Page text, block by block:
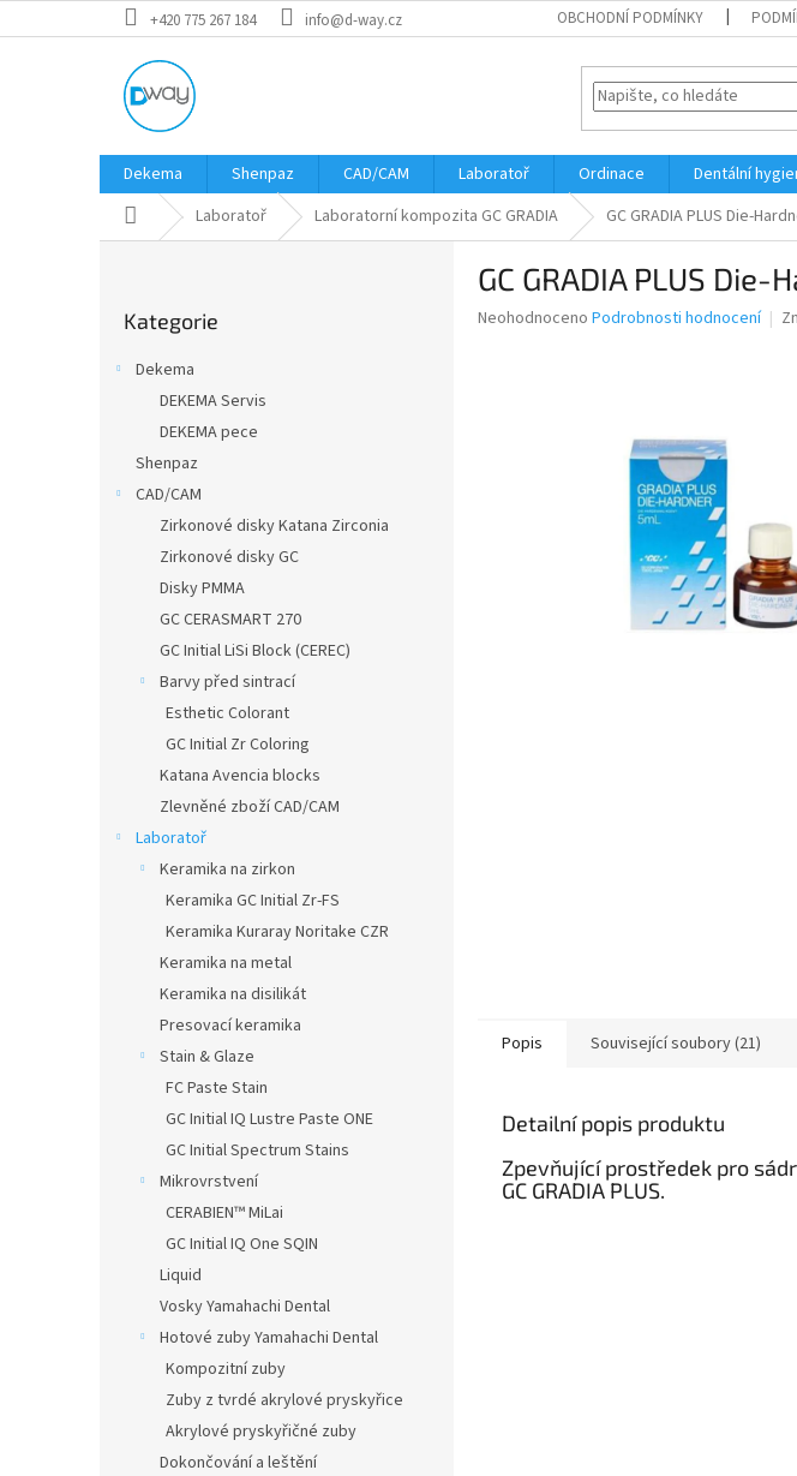
na
+420 775 267 184 info@d-way.cz OBCHODNÍ PODMÍNKY
Dekema Shenpaz CAD/CAM Laboratoř Ordinace Dentální
Domů Laboratoř Laboratorní kompozita GC GRADIA GC GRADIA PLUS Die-
kategorie
Kategorie
Dekema
DEKEMA Servis
DEKEMA pece
Shenpaz
CAD/CAM
Zirkonové disky Katana Zirconia
Zirkonové disky GC
Disky PMMA
GC CERASMART 270
GC Initial LiSi Block (CEREC)
Barvy před sintrací
Esthetic Colorant
GC Initial Zr Coloring
Katana Avencia blocks
Zlevněné zboží CAD/CAM
Laboratoř
Keramika na zirkon
Keramika GC Initial Zr-FS
Keramika Kuraray Noritake CZR
Keramika na metal
Keramika na disilikát
Presovací keramika
Stain & Glaze
FC Paste Stain
GC Initial IQ Lustre Paste ONE
GC Initial Spectrum Stains
Mikrovrstvení
CERABIEN™ MiLai
GC Initial IQ One SQIN
Liquid
Vosky Yamahachi Dental
Hotové zuby Yamahachi Dental
Kompozitní zuby
Zuby z tvrdé akrylové pryskyřice
Akrylové pryskyřičné zuby
Dokončování a leštění
GC GRADIA PLUS Die-
Průměrné
Neohodnoceno Podrobnosti hodnocení
Popis Související soubory (21)
Detailní popis produktu
Zpevňující prostředek pro
GC GRADIA PLUS.